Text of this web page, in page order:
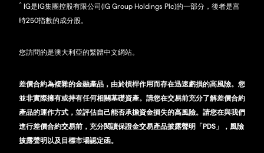
^ IG是IG集團控股有限公司(IG Group Holdings Plc)的一部分，後者是富
時250指數的成分股。
您訪問的是澳大利亞的繁體中文網站。
差價合約為複雜的金融產品，由於槓桿作用而存在迅速虧損的高風險。您
並非實際擁有或持有任何相關基礎資產。請您在交易前充分了解差價合約
產品的運作方式，並評估自己能否承擔資金損失的高風險。請您在與我們
進行差價合約交易前，充分閱讀保證金交易產品披露聲明「PDS」，風險
披露聲明以及目標市場認定函。